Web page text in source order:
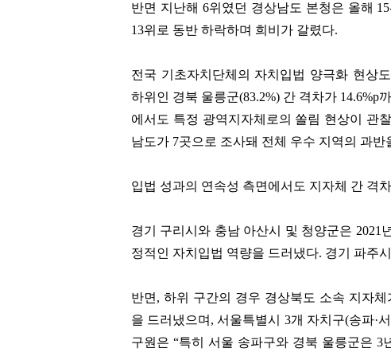
반면 지난해 6위였던 경상남도 본청은 올해
13위로 동반 하락하며 희비가 갈렸다.
전국 기초자치단체의 자치입법 양극화 현상
하위인 경북 울릉군(83.2%) 간 격차가 14.6%p
에서도 특정 광역지자체로의 쏠림 현상이 관
남도가 7곳으로 조사돼 전체 우수 지역의 과반
입법 성과의 연속성 측면에서도 지자체 간 격
경기 구리시와 충남 아산시 및 청양군은 2021
정적인 자치입법 역량을 드러냈다. 경기 파주
반면, 하위 구간의 경우 경상북도 소속 지자
을 드러냈으며, 서울특별시 3개 자치구(송파·
구원은 “특히 서울 송파구와 경북 울릉군은